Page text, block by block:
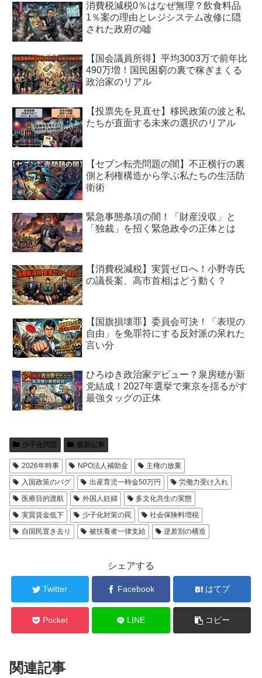
消費税減税0％はなぜ無理？飲食料品
1％案の理由とレジシステム改修に隠
された政府の嘘
【国会議員所得】平均3003万で前年比
490万増！国民困窮の裏で稼ぎまくる
政治家のリアル
【投票先を見直せ】移民政策の波と私
たちが直面する未来の選択のリアル
【セブン転売問題の闇】不正横行の裏
側と利権構造から学ぶ私たちの生活防
衛術
緊急事態条項の闇！「財産没収」と
「独裁」を招く緊急政令の正体とは
【消費税減税】実質ゼロへ！小野寺氏
の議長案、高市首相はどう動く？
【国旗損壊罪】委員会可決！「表現の
自由」を免罪符にする反対派の呆れた
言い分
ひろゆき政治家デビュー？泉房穂が新
党結成！2027年選挙で東京を揺るがす
最強タッグの正体
少子化問題 最新記事
2026年時事 NPO法人補助金
主権の放棄
入国政策のバグ
出産育児一時金50万円
労働力受け入れ
医療目的渡航
外国人妊婦
多文化共生の実態
実質賃金低下
少子化対策の罠
社会保険料増税
自国民置き去り
被扶養者一律支給 逆差別の構造
シェアする
Twitter Facebook はてブ
Pocket LINE コピー
関連記事